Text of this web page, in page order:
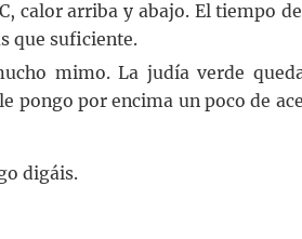
calor arriba y abajo. El tiempo
que suficiente.
mimo. La judía verde
pongo por encima un poco de
digáis.